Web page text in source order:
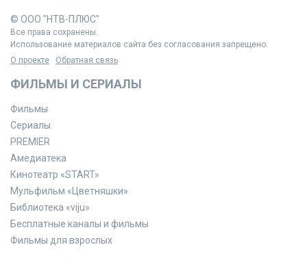
© ООО "НТВ-ПЛЮС"
Все права сохранены.
Использование материалов сайта без согласования запрещено.
О проекте
Обратная связь
ФИЛЬМЫ И СЕРИАЛЫ
Фильмы
Сериалы
PREMIER
Амедиатека
Кинотеатр «START»
Мульфильм «Цветняшки»
Библиотека «viju»
Бесплатные каналы и фильмы
Фильмы для взрослых